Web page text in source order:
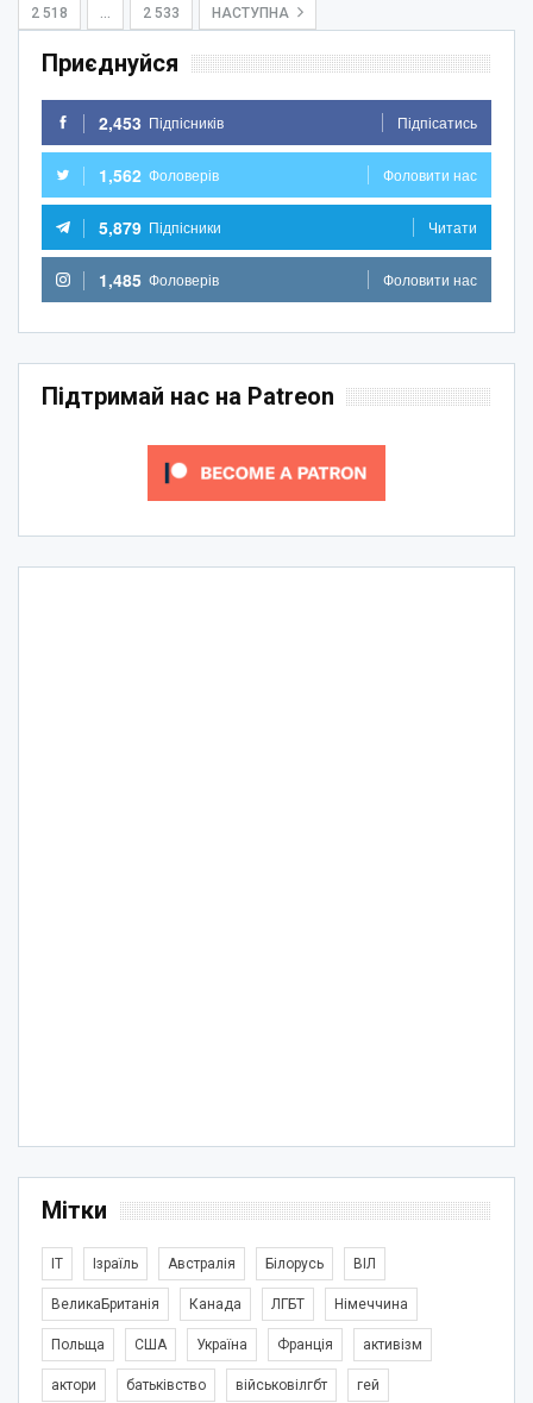
2 518 2 533 НАСТУПНА
Приєднуйся
2,453 Підпісників Підпісатись
1,562 Фоловерів Фоловити нас
5,879 Підпісники Читати
1,485 Фоловерів Фоловити нас
Підтримай нас на Patreon
Мітки
IT Ізраїль Австралія Білорусь ВІЛ
ВеликаБританія Канада ЛГБТ Німеччина
Польща США Україна Франція активізм
актори батьківство військовілгбт гей